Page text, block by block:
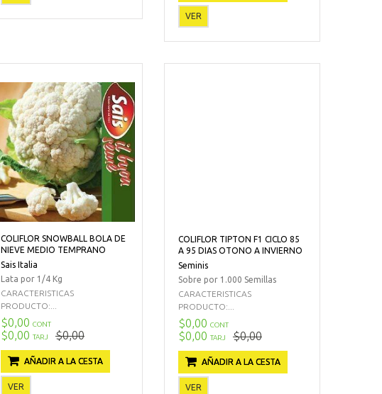
VER
COLIFLOR SNOWBALL BOLA DE
NIEVE MEDIO TEMPRANO
Sais Italia
Lata por 1/4 Kg
CARACTERISTICAS
PRODUCTO:...
$0,00 CONT
$0,00 TARJ $0,00
AÑADIR A LA CESTA
VER
COLIFLOR TIPTON F1 CICLO 85
A 95 DIAS OTONO A INVIERNO
Seminis
Sobre por 1.000 Semillas
CARACTERISTICAS
PRODUCTO:...
$0,00 CONT
$0,00 TARJ $0,00
AÑADIR A LA CESTA
VER